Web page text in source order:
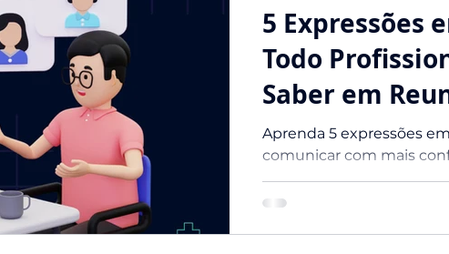
5 Expressões
Todo
Saber em
Aprenda 5 expressões
comunicar com mais
trabalho.